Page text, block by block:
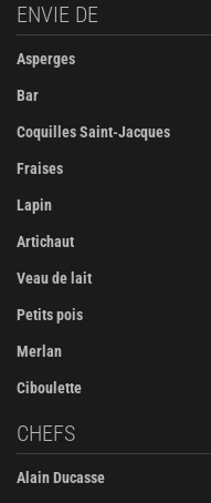
ENVIE DE
Asperges
Bar
Coquilles Saint-Jacques
Fraises
Lapin
Artichaut
Veau de lait
Petits pois
Merlan
Ciboulette
CHEFS
Alain Ducasse